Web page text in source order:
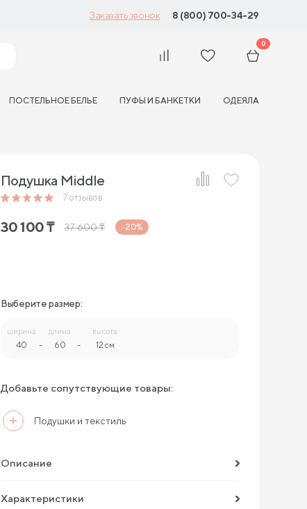
Заказать звонок 8 (800) 700-34-29
0
ПОСТЕЛЬНОЕ БЕЛЬЕ ПУФЫ И БАНКЕТКИ ОДЕЯЛА
Подушка Middle
7 отзывов
30 100₸ 37 600₸ -20%
Выберите размер:
ширина
40 -
длина
60 -
высота
12 см
Добавьте сопутствующие товары:
Подушки и текстиль
Описание
Характеристики